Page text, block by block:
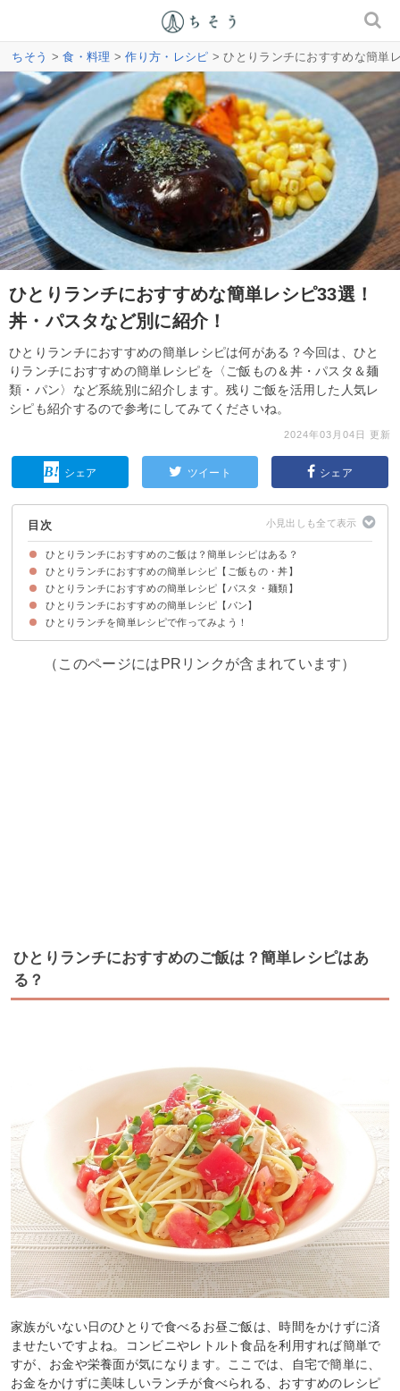
ちそう >食・料理 >作り方・レシピ > ひとりランチにおすすめな簡単
ひとりランチにおすすめな簡単レシピ33選！
丼・パスタなど別に紹介！
ひとりランチにおすすめの簡単レシピは何がある？今回は、ひと
りランチにおすすめの簡単レシピを〈ご飯もの＆丼・パスタ＆麺
類・パン〉など系統別に紹介します。残りご飯を活用した人気レ
シピも紹介するので参考にしてみてくださいね。
2024年03月04日 更新
シェア ツイート シェア
目次
ひとりランチにおすすめのご飯は？簡単レシピはある？
ひとりランチにおすすめの簡単レシピ【ご飯もの・丼】
①納豆ドリアでひとりランチ【10分】
②簡単オムライスレシピ【15分】
③ポキ丼で贅沢ランチ【35分】
④主婦におすすめバジルご飯レシピ【20分】
⑤ひとりランチに！お手軽ねばねば丼【5分】
⑥おにぎりでひとりランチ【15分】
⑦残りのご飯でウインナーの和風ピラフ【10分】
⑧レンジで簡単ランチ！キーマカレーレシピ【15分】
⑨おにぎらずで簡単ひとりランチ【5分】
⑩ランチにおすすめ！簡単卵雑炊【10分】
⑪ランチにおすすめトマトリゾット【20分】
⑫から揚げの卵とじ丼でがっつりランチ【10分】
⑬ロコモコハンバーグ丼レシピ【45分】
⑭主婦におすすめ！焼肉のたれチャーハン【10分】
ひとりランチにおすすめの簡単レシピ【パスタ・麺類】
①簡単ひとりランチに！納豆パスタ【10分】
②女子におすすめ！水菜と納豆の簡単パスタ【10分】
③簡単ランチ！ポン酢うどんのレシピ【5分】
④冷製梅マヨ大葉うどんでひとりランチ【5分】
⑤簡単レシピのビビンそうめん【5分】
⑥ベーコンと水菜の塩ラーメンでおしゃれランチ【10分】
⑦電子レンジで簡単！ナポリタンレシピ【15分】
⑧暑い日のランチに！トマトと梅干しの冷製パスタ【15分】
⑨鯖缶でボロネーゼ風パスタランチ【20分】
⑩野菜たっぷり焼きビーフンランチ【40分】
ひとりランチにおすすめの簡単レシピ【パン】
①ひとりランチに！きゅうりとツナのサンドイッチ【15分】
②生ハムでお手軽ランチ！ベーグルサンド【5分】
③キッシュ風パングラタンでお手軽ランチ【20分】
④ホットケーキミックスで簡単オニオンベーコンパン【40分】
⑤余ったカレーでリメイクランチ！カレーグラタントースト【15分】
⑥簡単もちもちパンケーキレシピ【20分】
⑦ランチにおすすめダッチベイビー【30分】
⑧ひとりランチにおすすめ！ピザトースト【15分】
⑨簡単フレンチトーストレシピ【5分】
ひとりランチを簡単レシピで作ってみよう！
（このページにはPRリンクが含まれています）
ひとりランチにおすすめのご飯は？簡単レシピはあ
る？
家族がいない日のひとりで食べるお昼ご飯は、時間をかけずに済
ませたいですよね。コンビニやレトルト食品を利用すれば簡単で
すが、お金や栄養面が気になります。ここでは、自宅で簡単に、
お金をかけずに美味しいランチが食べられる、おすすめのレシピ